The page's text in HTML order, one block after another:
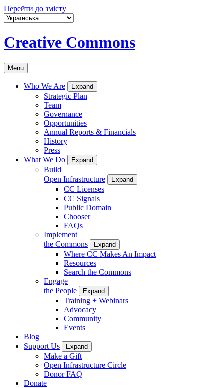
Перейти до змісту
Creative Commons
Menu
Who We Are Expand
Strategic Plan
Team
Governance
Opportunities
Annual Reports & Financials
History
Press
What We Do
Expand
Build
Open Infrastructure
Expand
CC Licenses
CC Signals
Public Domain
Chooser
FAQs
Implement
the Commons
Expand
Where CC Makes An Impact
Resources
Search the Commons
Engage
the People
Expand
Training + Webinars
Advocacy
Community
Events
Blog
Support Us
Expand
Make a Gift
Open Infrastructure Circle
Donor FAQ
Donate